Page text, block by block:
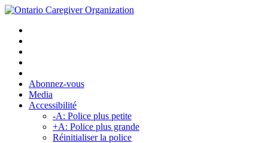
Abonnez-vous
Media
Accessibilité
-A: Police plus petite
+A: Police plus grande
Réinitialiser la police